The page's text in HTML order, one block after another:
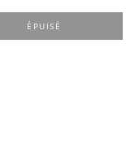
ÉPUISÉ